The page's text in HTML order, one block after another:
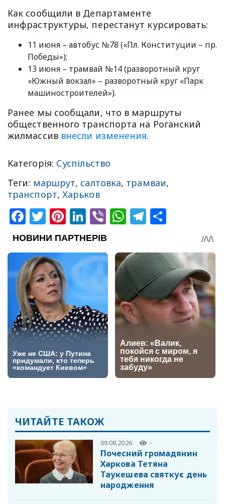
Как сообщили в Департаменте
инфраструктуры, перестанут курсировать:
11 июня – автобус №78 («Пл. Конституции – пр.
Победы»);
13 июня – трамвай №14 (разворотный круг
«Южный вокзал» – разворотный круг «Парк
машиностроителей»).
Ранее мы сообщали, что в маршруты
общественного транспорта на Роганский
жилмассиввнесли изменения.
Категорія: Суспільство
Теги: маршрут, салтовка, трамваи,
транспорт, Харьков
Facebook
Twitter
Pinterest
LinkedIn
ViberWhatsApp
Telegram
ЧИТАЙТЕ ТАКОЖ
09.08.2026 -
Почесний громадянин
Харкова Тетяна
Таукешева святкує день
народження